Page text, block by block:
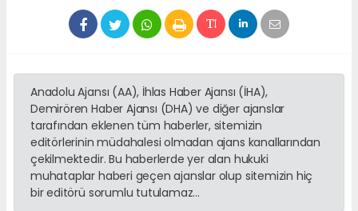
Anadolu Ajansı (AA), İhlas Haber Ajansı (İHA),
Demirören Haber Ajansı (DHA) ve diğer ajanslar
tarafından eklenen tüm haberler, sitemizin
editörlerinin müdahalesi olmadan ajans kanallarından
çekilmektedir. Bu haberlerde yer alan hukuki
muhataplar haberi geçen ajanslar olup sitemizin hiç
bir editörü sorumlu tutulamaz...